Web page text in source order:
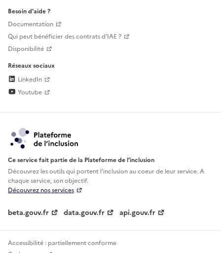
Besoin d'aide ?
Documentation
Qui peut bénéficier des contrats d'IAE ?
Disponibilité
Réseaux sociaux
LinkedIn
Youtube
Ce service fait partie de la Plateforme de l’inclusion
Découvrez les outils qui portent l'inclusion aucoeur de leur service. A
chaque service, son objectif.
Découvrez nos services
beta.gouv.fr data.gouv.fr api.gouv.fr
Accessibilité : partiellement conforme